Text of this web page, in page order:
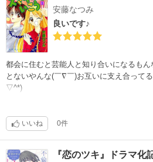
安藤なつみ
良いです♪
都会に住むと芸能人と知り合いになるも
とないやんな(￣∇￣)お互いに支え合って
▽^*)
いいね 0件
『恋のツキ』ドラマ化